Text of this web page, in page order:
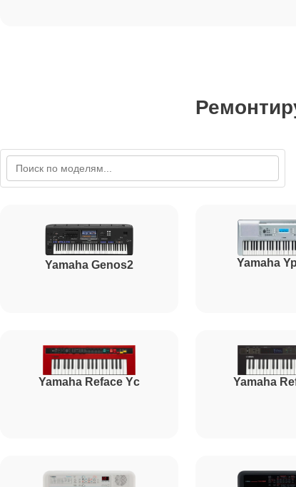
Yamaha Genos2 Yamaha
Yamaha Reface Yc Yamaha